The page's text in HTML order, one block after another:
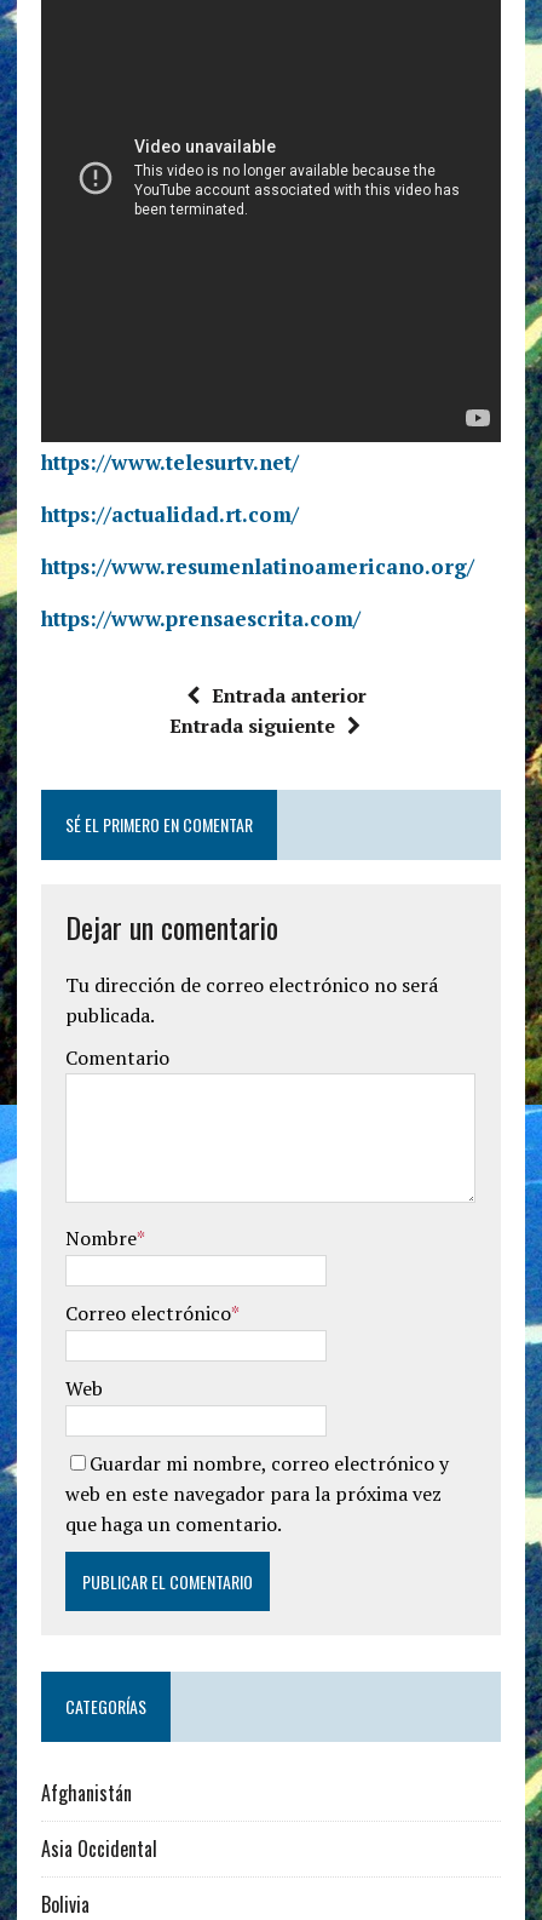
https://www.telesurtv.net/
https://actualidad.rt.com/
https://www.resumenlatinoamericano.org/
https://www.prensaescrita.com/
Entrada anterior
Entrada siguiente
SÉ EL PRIMERO EN COMENTAR
Dejar un comentario
Tu dirección de correo electrónico no será
publicada.
Comentario
Nombre*
Correo electrónico*
Web
Guardar mi nombre, correo electrónico y
web en este navegador para la próxima vez
que haga un comentario.
CATEGORÍAS
Afghanistán
Asia Occidental
Bolivia